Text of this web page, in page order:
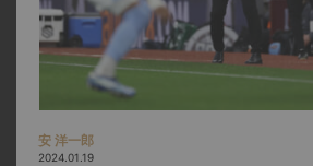
安 洋一郎
2024.01.19